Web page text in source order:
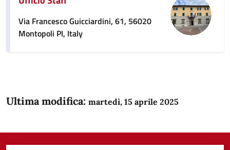
Via Francesco Guicciardini, 61, 56020
Montopoli PI, Italy
Ultima modifica: martedì, 15 aprile 2025